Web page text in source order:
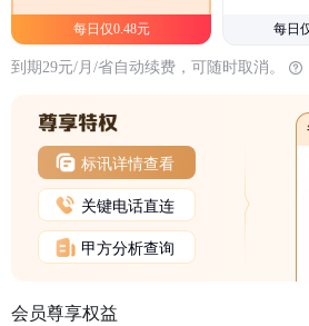
每日仅0.48元 每日
到期29元/月/省自动续费，可随时取消。
标讯详情查看
关键电话直连
甲方分析查询
会员尊享权益